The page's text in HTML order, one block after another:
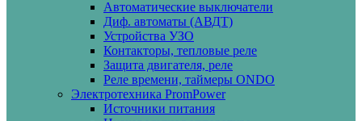
Автоматические выключатели
Диф. автоматы (АВДТ)
Устройства УЗО
Контакторы, тепловые реле
Защита двигателя, реле
Реле времени, таймеры ONDO
Электротехника PromPower
Источники питания